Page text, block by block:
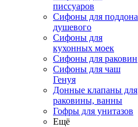
писсуаров
Сифоны для поддона
душевого
Сифоны для
кухонных моек
Сифоны для раковин
Сифоны для чаш
Генуя
Донные клапаны для
раковины, ванны
Гофры для унитазов
Ещё